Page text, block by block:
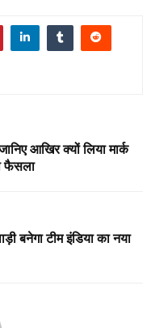
आखिर क्यों लिया मार्क
फैसला
बनेगा टीम इंडिया का नया